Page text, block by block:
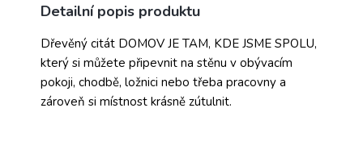
Detailní popis produktu
Dřevěný citát DOMOV JE TAM, KDE JSME SPOLU,
který si můžete připevnit na stěnu v obývacím
pokoji, chodbě, ložnici nebo třeba pracovny a
zároveň si místnost krásně zútulnit.